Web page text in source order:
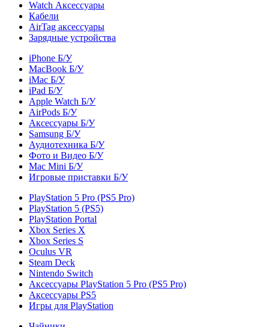
Watch Аксессуары
Кабели
AirTag аксессуары
Зарядные устройства
iPhone Б/У
MacBook Б/У
iMac Б/У
iPad Б/У
Apple Watch Б/У
AirPods Б/У
Аксессуары Б/У
Samsung Б/У
Аудиотехника Б/У
Фото и Видео Б/У
Mac Mini Б/У
Игровые приставки Б/У
PlayStation 5 Pro (PS5 Pro)
PlayStation 5 (PS5)
PlayStation Portal
Xbox Series X
Xbox Series S
Oculus VR
Steam Deck
Nintendo Switch
Аксессуары PlayStation 5 Pro (PS5 Pro)
Аксессуары PS5
Игры для PlayStation